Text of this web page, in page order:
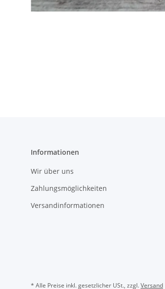
Informationen
Wir über uns
Zahlungsmöglichkeiten
Versandinformationen
* Alle Preise inkl. gesetzlicher USt., zzgl.Versand